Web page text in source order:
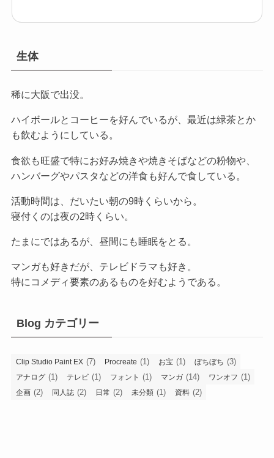
生体
稀に大阪で出没。
ハイボールとコーヒーを好んでいるが、最近は緑茶とか
も飲むようにしている。
食欲も旺盛で特にお好み焼きや焼きそばなどの粉物や、
ハンバーグやパスタなどの洋食も好んで食している。
活動時間は、だいたい朝の9時くらいから。
寝付くのは夜の2時くらい。
たまにではあるが、昼間にも睡眠をとる。
マンガも好きだが、テレビドラマも好き。
特にコメディ要素のあるものを好むようである。
Blog カテゴリー
Clip Studio Paint EX (7) Procreate (1) お宝 (1) ぼちぼち (3)
アナログ (1) テレビ (1) フォント (1) マンガ (14) ワンオフ (1)
企画 (2) 同人誌 (2) 日常 (2) 未分類 (1) 資料 (2)